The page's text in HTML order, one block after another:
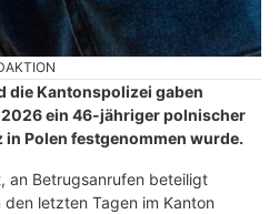
die Kantonspolizei gaben
2026 ein 46-jähriger polnischer
Polen festgenommen wurde.
an Betrugsanrufen beteiligt
letzten Tagen im Kanton